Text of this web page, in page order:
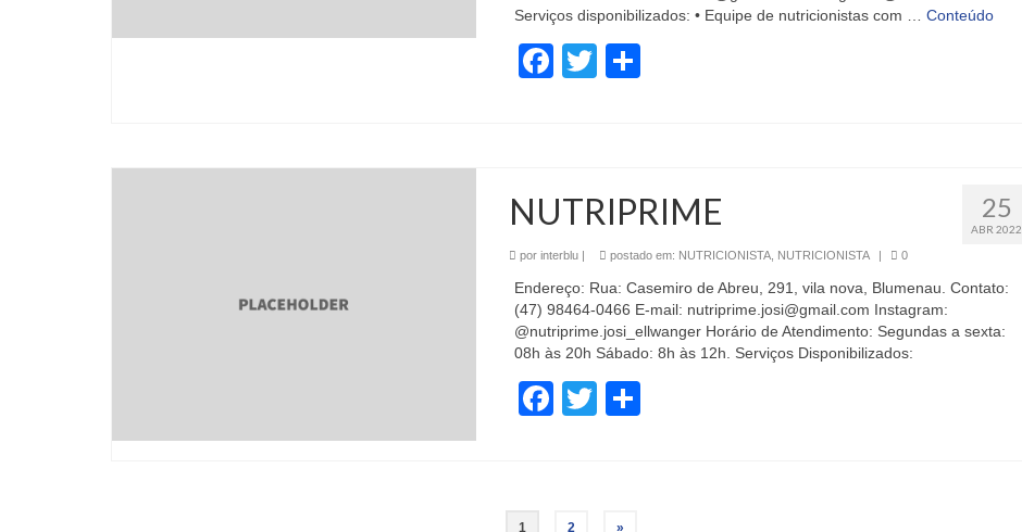
Serviços disponibilizados: • Equipe de nutricionistas com … Conteúdo
Facebook
Twitter
25
ABR 2022
NUTRIPRIME
por interblu| postado em: NUTRICIONISTA, NUTRICIONISTA | 0
Endereço: Rua: Casemiro de Abreu, 291, vila nova, Blumenau. Contato:
(47) 98464-0466 E-mail: nutriprime.josi@gmail.com Instagram:
@nutriprime.josi_ellwanger Horário de Atendimento: Segundas a sexta:
08h às 20h Sábado: 8h às 12h. Serviços Disponibilizados:
Facebook
Twitter
1 2 »